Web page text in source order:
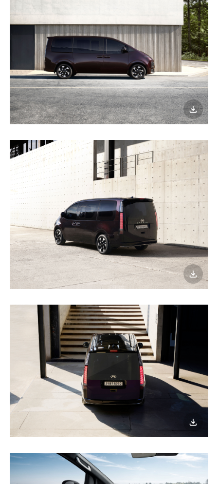
이미지
다운로드
이미지
다운로드
이미지
다운로드